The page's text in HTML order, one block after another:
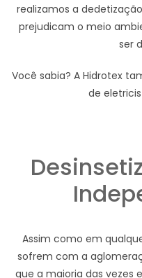
realizamos a
prejudicam o meio
ser
Você sabia? A Hidrotex
de
Assim como em
sofrem com a
que a maioria das vezes